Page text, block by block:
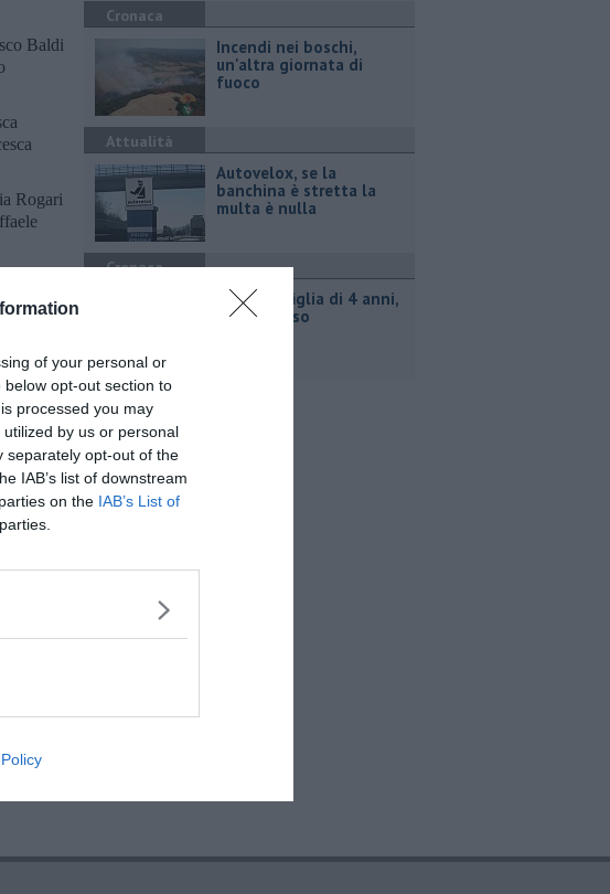
of your personal or
opt-out section to
processed you may
by us or personal
separately opt-out of the
IAB’s list of downstream
on the IAB’s List of
Baldi
Rogari
2025.
Cronaca
Incendi nei boschi,
un'altra giornata di
fuoco
Attualità
Autovelox, se la
banchina è stretta la
multa è nulla
Cronaca
Uccise la figlia di 4 anni,
è scomparso